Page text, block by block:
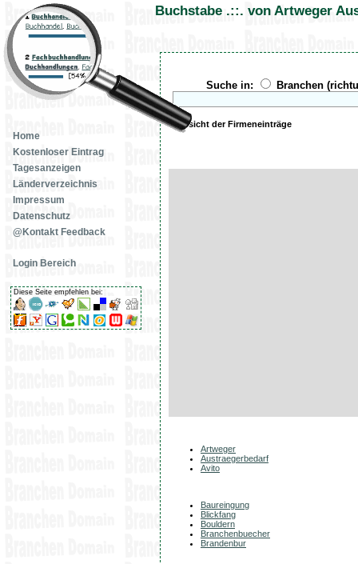
Buchstabe .::. von Artweger
Suche in: Branchen
Übersicht der Firmeneinträge
Artweger
Austraegerbedarf
Avito
Baureingung
Blickfang
Bouldern
Branchenbuecher
Brandenbur
Home
Kostenloser Eintrag
Tagesanzeigen
Länderverzeichnis
Impressum
Datenschutz
@Kontakt Feedback
Login Bereich
Diese Seite empfehlen bei: